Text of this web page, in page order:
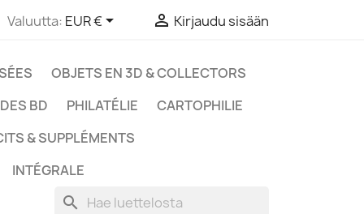
Valuutta: EUR €  Kirjaudu sisään
OBJETS EN 3D & COLLECTORS
BD PHILATÉLIE
CARTOPHILIE
& SUPPLÉMENTS
INTÉGRALE
search